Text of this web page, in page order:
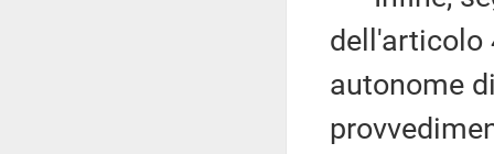
dell'articolo
autonome